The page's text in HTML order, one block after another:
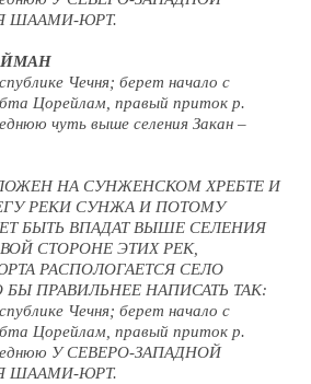
ШААМИ-ЮРТ.
Чечня; берет начало с
Цорейлам, правый приток р.
чуть выше селения Закан –
НА СУНЖЕНСКОМ ХРЕБТЕ И
РЕКИ СУНЖА И ПОТОМУ
БЫТЬ ВПАДАТ ВЫШЕ СЕЛЕНИЯ
СТОРОНЕ ЭТИХ РЕК,
РАСПОЛОГАЕТСЯ СЕЛО
ПРАВИЛЬНЕЕ НАПИСАТЬ ТАК:
Чечня; берет начало с
Цорейлам, правый приток р.
У СЕВЕРО-ЗАПАДНОЙ
ШААМИ-ЮРТ.